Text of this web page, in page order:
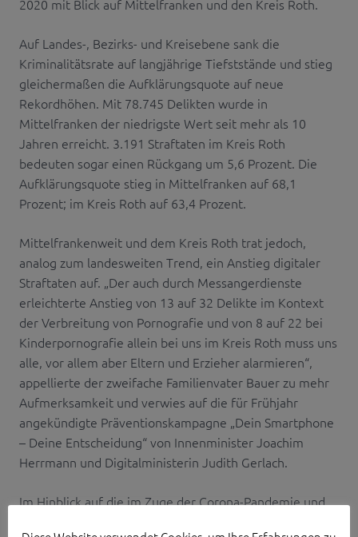
2020 mit Blick auf Mittelfranken und den Kreis Roth.
Auf Landes-, Bezirks- und Kreisebene sank die
Kriminalitätsrate auf langjährige Tiefststände und stieg
gleichermaßen die Aufklärungsquote auf neue
Rekordhöhen. Mit 78.745 Delikten wurde in
Mittelfranken der niedrigste Wert seit mehr als 10
Jahren erreicht. 3.191 Straftaten im Kreis Roth
bedeuten sogar einen Rückgang um 5,6 Prozent. Die
Aufklärungsquote stieg in Mittelfranken auf 68,1
Prozent; im Kreis Roth auf 63,4 Prozent.
Mittelfrankenweit und dem Kreis Roth trat jedoch,
analog zum landesweiten Trend, ein Anstieg digitaler
Straftaten auf. „Der auch durch Messangerdienste
erleichterte Anstieg von 13 auf 32 Delikte im Kontext
der Verbreitung von Pornografie und von 8 auf 22 bei
Kinderpornografie allein bei uns im Kreis Roth muss uns
alle, vor allem aber Eltern und Erzieher alarmieren“,
appellierte der zweifache Familienvater Bauer zu mehr
Aufmerksamkeit und verwies auf die für Frühjahr
angekündigte Präventionskampagne „Dein Smartphone
– Deine Entscheidung“ von Innenminister Joachim
Herrmann und Digitalministerin Judith Gerlach.
Im Hinblick auf die im Zuge der Corona-Pandemie und